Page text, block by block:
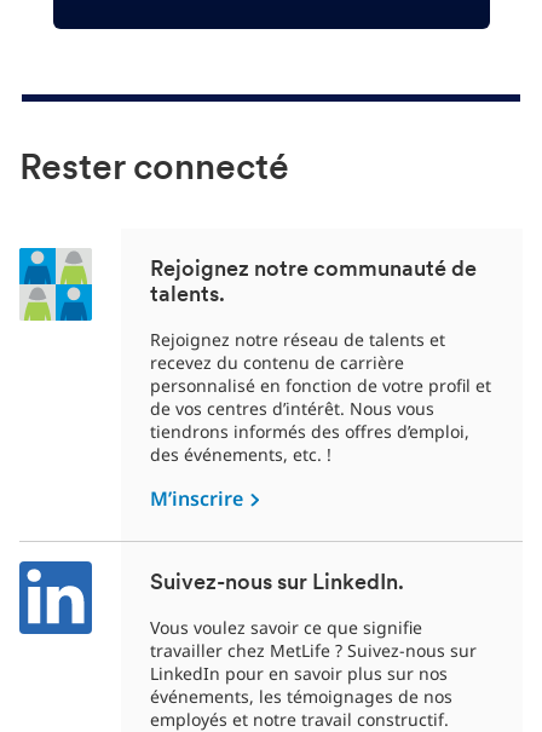
Rester connecté
Rejoignez notre communauté de
talents.
Rejoignez notre réseau de talents et
recevez du contenu de carrière
personnalisé en fonction de votre profil et
de vos centres d’intérêt. Nous vous
tiendrons informés des offres d’emploi,
des événements, etc. !
M’inscrire
Suivez-nous sur LinkedIn.
Vous voulez savoir ce que signifie
travailler chez MetLife ? Suivez-nous sur
LinkedIn pour en savoir plus sur nos
événements, les témoignages de nos
employés et notre travail constructif.